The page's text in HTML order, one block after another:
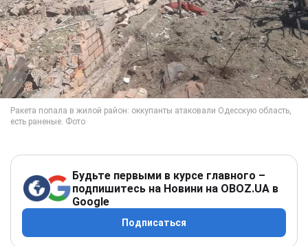
Будьте первыми в курсе главного –
подпишитесь на Новини на OBOZ.UA в
Google
Подписаться